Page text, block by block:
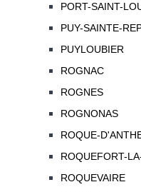
PORT-SAINT-
PUY-SAINTE-
PUYLOUBIER
ROGNAC
ROGNES
ROGNONAS
ROQUE-
ROQUEFORT-
ROQUEVAIRE